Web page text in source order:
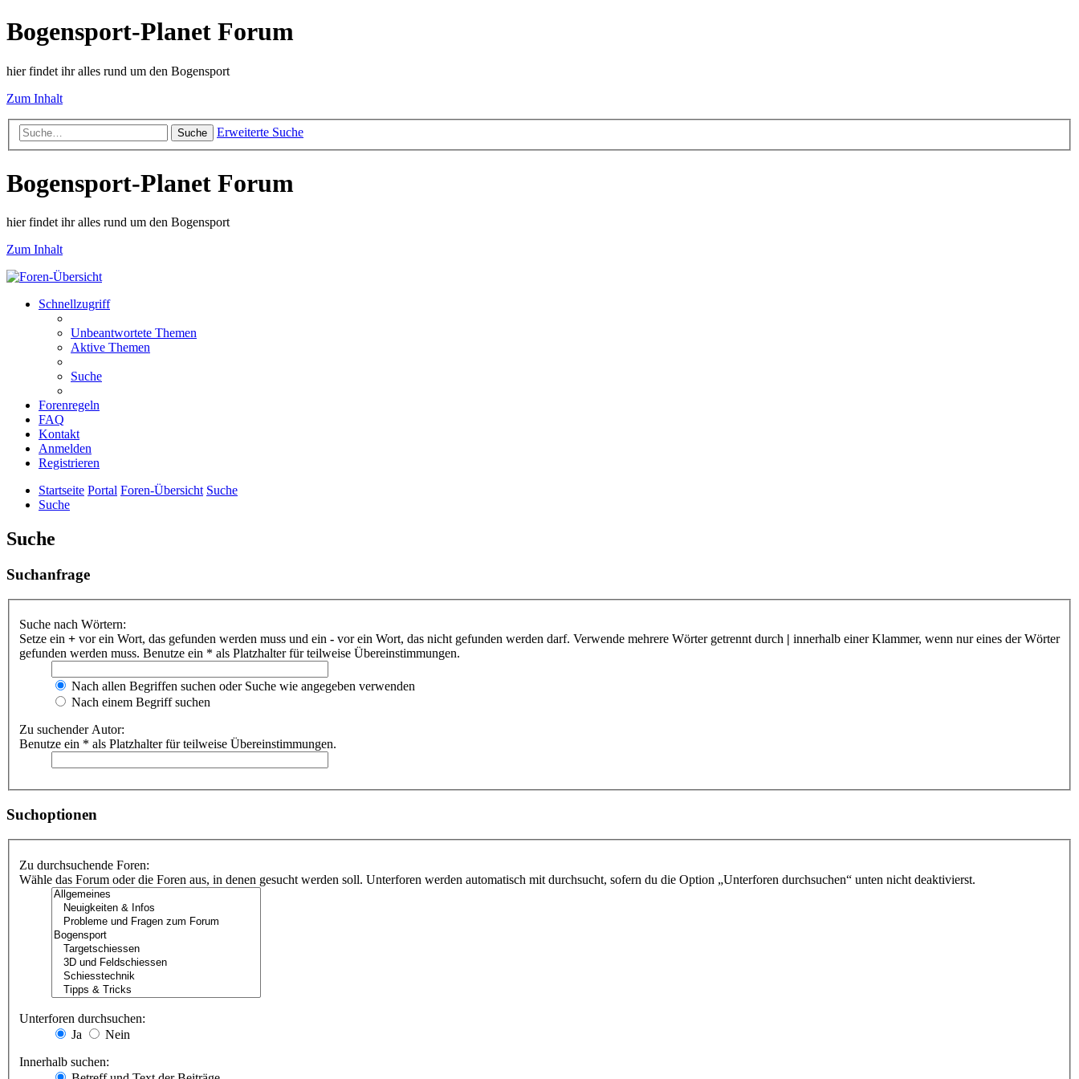
Bogensport-Planet Forum
hier findet ihr alles rund um den Bogensport
Zum Inhalt
Suche Erweiterte Suche
Bogensport-Planet Forum
hier findet ihr alles rund um den Bogensport
Zum Inhalt
Schnellzugriff
Unbeantwortete Themen
Aktive Themen
Suche
Forenregeln
FAQ
Kontakt
Anmelden
Registrieren
Startseite Portal Foren-Übersicht Suche
Suche
Suche
Suchanfrage
Suche nach Wörtern:
Setze ein + vor ein Wort, das gefunden werden muss und ein - vor ein Wort, das nicht gefunden werden darf. Verwende mehrere Wörter getrennt durch
innerhalb einer Klammer, wenn nur eines der Wörter
gefunden werden muss. Benutze ein * als Platzhalter für teilweise Übereinstimmungen.
Nach allen Begriffen suchen oder Suche wie angegeben verwenden
Nach einem Begriff suchen
Zu suchender Autor:
Benutze ein * als Platzhalter für teilweise Übereinstimmungen.
Suchoptionen
Zu durchsuchende Foren:
Wähle das Forum oder die Foren aus, in denen gesucht werden soll. Unterforen werden automatisch mit durchsucht, sofern du die Option „Unterforen durchsuchen“ unten nicht deaktivierst.
Unterforen durchsuchen:
Ja
Nein
Innerhalb suchen: